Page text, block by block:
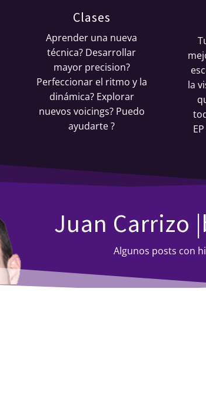
Clases
Aprender una nueva
técnica? Desarrollar
mayor precision?
Perfeccionar el ritmo y la
dinámica? Explorar
nuevos voicings? Puedo
ayudarte ?
la
Juan Carrizo
Algunos posts con